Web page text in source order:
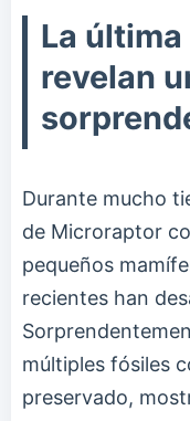
La
revelan
Durante mucho
de Microraptor
pequeños
recientes han
múltiples fósiles
preservado,